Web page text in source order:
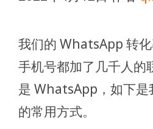
我们的 WhatsApp 转
手机号都加了几千人的
是 WhatsApp，如下
的常用方式。